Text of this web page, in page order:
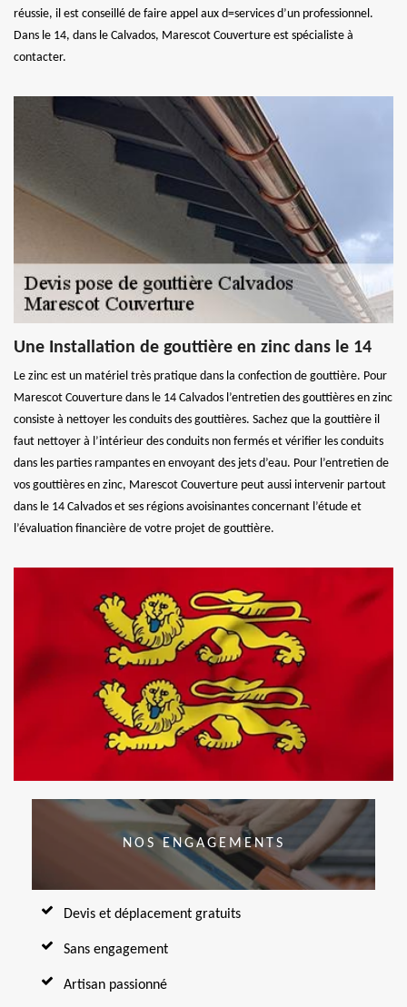
réussie, il est conseillé de faire appel aux d=services d’un professionnel.
Dans le 14, dans le Calvados, Marescot Couverture est spécialiste à
contacter.
Une Installation de gouttière en zinc dans le 14
Le zinc est un matériel très pratique dans la confection de gouttière. Pour
Marescot Couverture dans le 14 Calvados l’entretien des gouttières en zinc
consiste à nettoyer les conduits des gouttières. Sachez que la gouttière il
faut nettoyer à l’intérieur des conduits non fermés et vérifier les conduits
dans les parties rampantes en envoyant des jets d’eau. Pour l’entretien de
vos gouttières en zinc, Marescot Couverture peut aussi intervenir partout
dans le 14 Calvados et ses régions avoisinantes concernant l’étude et
l’évaluation financière de votre projet de gouttière.
NOS ENGAGEMENTS
Devis et déplacement gratuits
Sans engagement
Artisan passionné